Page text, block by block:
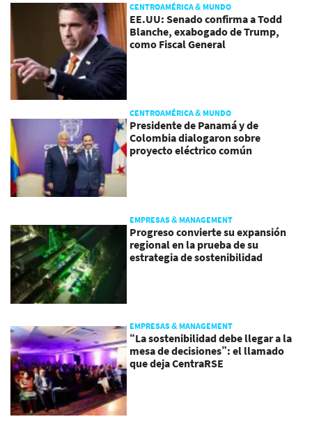
CENTROAMÉRICA & MUNDO
EE.UU: Senado confirma a Todd
Blanche, exabogado de Trump,
como Fiscal General
CENTROAMÉRICA & MUNDO
Presidente de Panamá y de
Colombia dialogaron sobre
proyecto eléctrico común
EMPRESAS & MANAGEMENT
Progreso convierte su expansión
regional en la prueba de su
estrategia de sostenibilidad
EMPRESAS & MANAGEMENT
“La sostenibilidad debe llegar a la
mesa de decisiones”: el llamado
que deja CentraRSE